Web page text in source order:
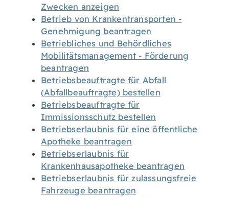
Zwecken anzeigen
Betrieb von Krankentransporten -
Genehmigung beantragen
Betriebliches und Behördliches
Mobilitätsmanagement - Förderung
beantragen
Betriebsbeauftragte für Abfall
(Abfallbeauftragte) bestellen
Betriebsbeauftragte für
Immissionsschutz bestellen
Betriebserlaubnis für eine öffentliche
Apotheke beantragen
Betriebserlaubnis für
Krankenhausapotheke beantragen
Betriebserlaubnis für zulassungsfreie
Fahrzeuge beantragen